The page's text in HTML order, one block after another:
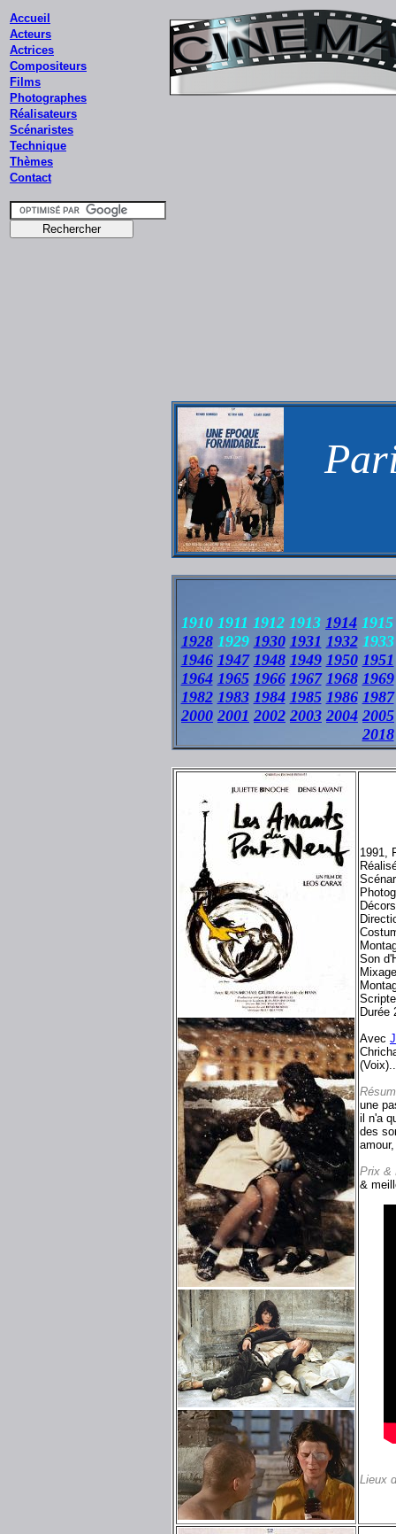
Accueil
Acteurs
Actrices
Compositeurs
Films
Photographes
Réalisateurs
Scénaristes
Technique
Thèmes
Contact
1910 1911 1912 1913 1914
19281929 1930 1931 1932
1946 1947 1948 1949 1950 1951
1964 1965 1966 1967 1968 1969
1982 1983 1984 1985 1986 1987
2000 2001 2002 2003 2004 2005
2018
1991,
Son
Durée
Avec
une
il n'a
des
Prix &
&
Lieux